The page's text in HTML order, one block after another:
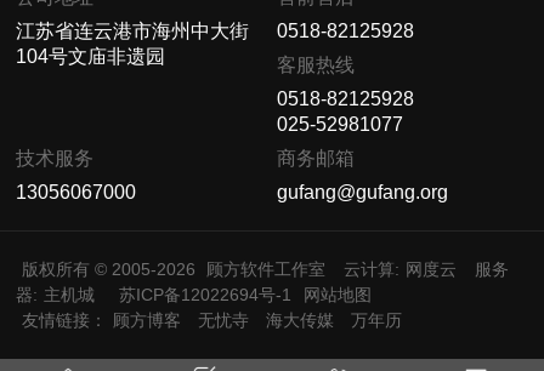
江苏省连云港市海州中大街
104号文庙非遗园
0518-82125928
客服热线
0518-82125928
025-52981077
技术服务
13056067000
商务邮箱
gufang@gufang.org
版权所有 © 2005-2026 顾方软件工作室 云计算: 网度云
服务
器: 主机城 苏ICP备12022694号-1
网站地图
友情链接：
顾方博客 无忧寺 海大传媒 万年历